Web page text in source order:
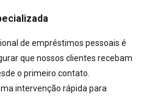
de empréstimos pessoais é
que nossos clientes recebam
o primeiro contato.
intervenção rápida para